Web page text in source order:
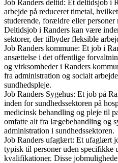
Job Randers deltid: Et deltidsjob i
arbejde på reduceret timetal,
studerende, forældre eller personer
Deltidsjob i Randers kan være
sektorer, der tilbyder fleksible
Job Randers kommune: Et job i
ansættelse i det offentlige
og virksomheder i Randers
fra administration og socialt
sundhedspleje.
Job Randers Sygehus: Et job på
inden for sundhedssektoren på
medicinsk behandling og pleje til
omfatte alt fra lægebehandling og
administration i sundhedssektoren.
Job Randers ufaglært: Et ufaglært
typisk til personer uden specifikke
kvalifikationer. Disse